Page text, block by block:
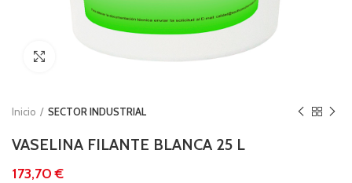
Clic para ampliar
Inicio SECTOR INDUSTRIAL
VASELINA FILANTE BLANCA 25 L
€